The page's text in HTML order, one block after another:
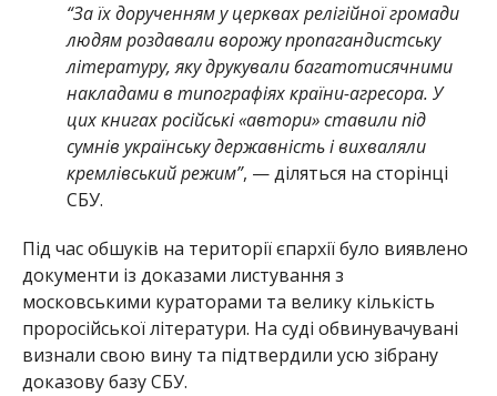
“За їх дорученням у церквах релігійної громади
людям роздавали ворожу пропагандистську
літературу, яку друкували багатотисячними
накладами в типографіях країни-агресора. У
цих книгах російські «автори» ставили під
сумнів українську державність і вихваляли
кремлівський режим”, — діляться на сторінці
СБУ.
Під час обшуків на території єпархії було виявлено
документи із доказами листування з
московськими кураторами та велику кількість
проросійської літератури. На суді обвинувачувані
визнали свою вину та підтвердили усю зібрану
доказову базу СБУ.